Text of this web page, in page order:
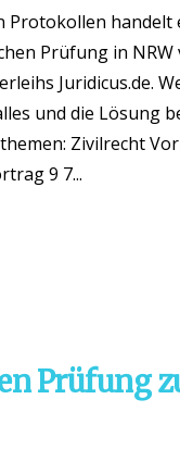
Protokollen
Prüfung in
Juridicus.de.
und die Lösung
Zivilrecht
9 7...
Prüfung